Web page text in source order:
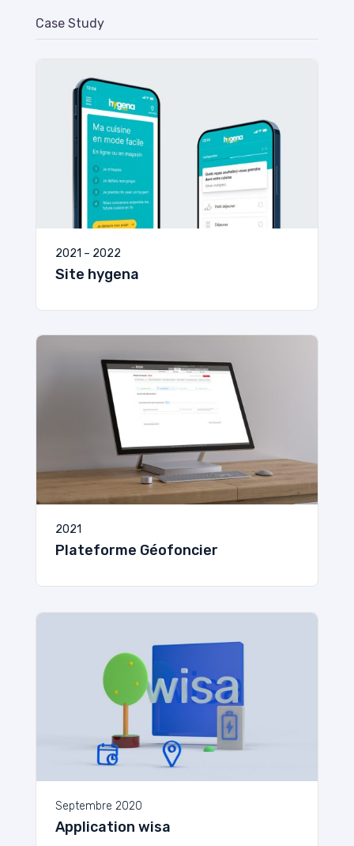
Case Study
2021 – 2022
Site hygena
2021
Plateforme Géofoncier
Septembre 2020
Application wisa